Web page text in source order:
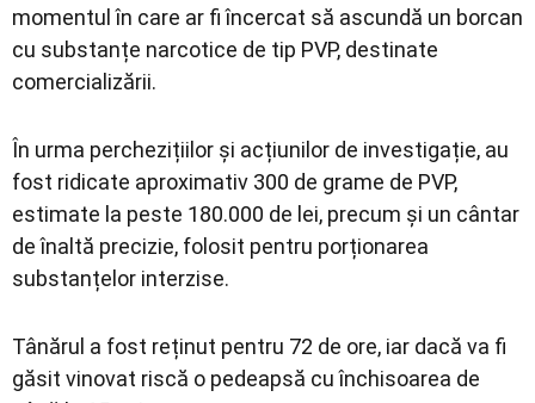
momentul în care ar fi încercat să ascundă un borcan
cu substanțe narcotice de tip PVP, destinate
comercializării.
În urma perchezițiilor și acțiunilor de investigație, au
fost ridicate aproximativ 300 de grame de PVP,
estimate la peste 180.000 de lei, precum și un cântar
de înaltă precizie, folosit pentru porționarea
substanțelor interzise.
Tânărul a fost reținut pentru 72 de ore, iar dacă va fi
găsit vinovat riscă o pedeapsă cu închisoarea de